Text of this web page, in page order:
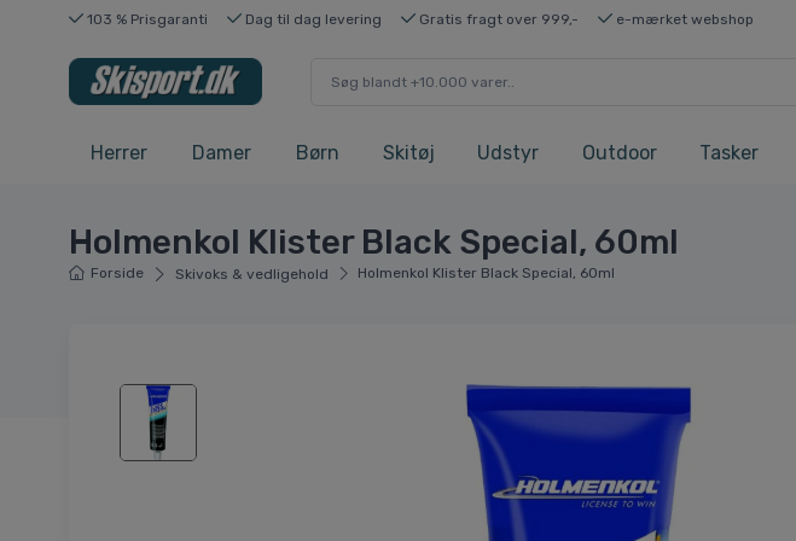
103 % Prisgaranti Dag til dag levering Gratis fragt over 999,- e-mærket webshop
Herrer Damer Børn Skitøj Udstyr Outdoor Tasker
Holmenkol Klister Black Special, 60ml
Forside Skivoks & vedligehold Holmenkol Klister Black Special, 60ml